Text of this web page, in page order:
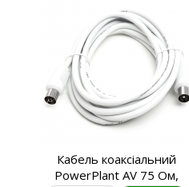
Кабель коаксіальний
PowerPlant AV 75 Ом,